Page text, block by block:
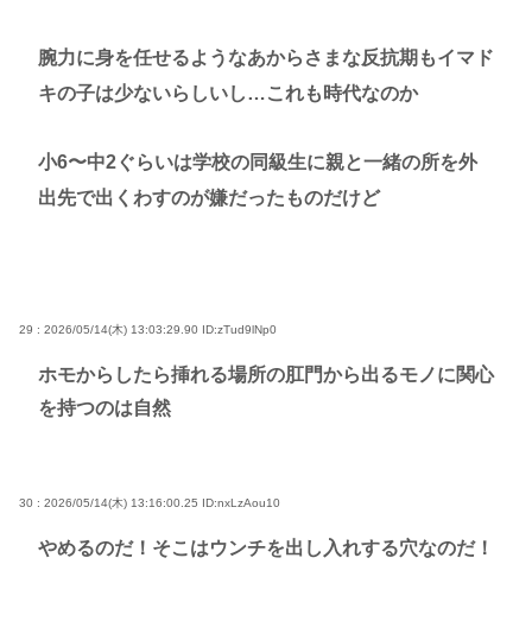
腕力に身を任せるようなあからさまな反抗期もイマド
キの子は少ないらしいし…これも時代なのか
小6〜中2ぐらいは学校の同級生に親と一緒の所を外
出先で出くわすのが嫌だったものだけど
29 : 2026/05/14(木) 13:03:29.90 ID:zTud9lNp0
ホモからしたら挿れる場所の肛門から出るモノに関心
を持つのは自然
30 : 2026/05/14(木) 13:16:00.25 ID:nxLzAou10
やめるのだ！そこはウンチを出し入れする穴なのだ！